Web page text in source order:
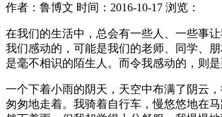
作者：鲁博文 时间：2016-10-17 浏览：
在我们的生活中，总会有一些人、一些事
我们感动的，可能是我们的老师、同学、
是毫不相识的陌生人。而令我感动的，则是
一个下着小雨的阴天，天空中布满了阴云
匆匆地走着。我骑着自行车，慢悠悠地在